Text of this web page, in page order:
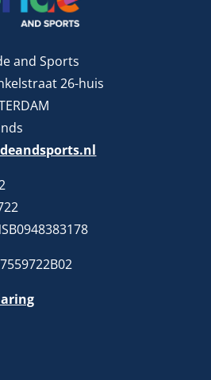
and Sports
26-huis